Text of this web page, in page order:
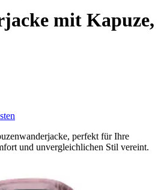
mit Kapuze,
perfekt für Ihre
und unvergleichlichen Stil vereint.